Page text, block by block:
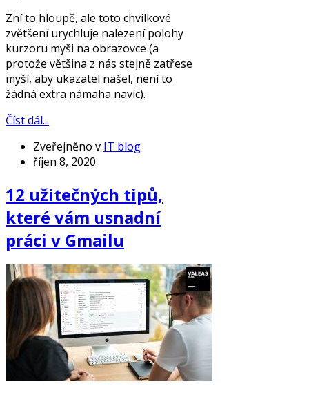
Zní to hloupě, ale toto chvilkové
zvětšení urychluje nalezení polohy
kurzoru myši na obrazovce (a
protože většina z nás stejně zatřese
myší, aby ukazatel našel, není to
žádná extra námaha navíc).
Číst dál...
Zveřejněno v IT blog
říjen 8, 2020
12 užitečných tipů,
které vám usnadní
práci v Gmailu